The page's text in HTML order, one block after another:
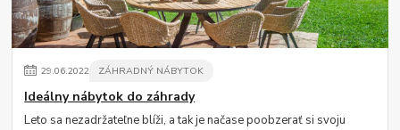
29.06.2022 ZÁHRADNÝ NÁBYTOK
Ideálny nábytok do záhrady
Leto sa nezadržateľne blíži, a tak je načase poobzerať si svoju